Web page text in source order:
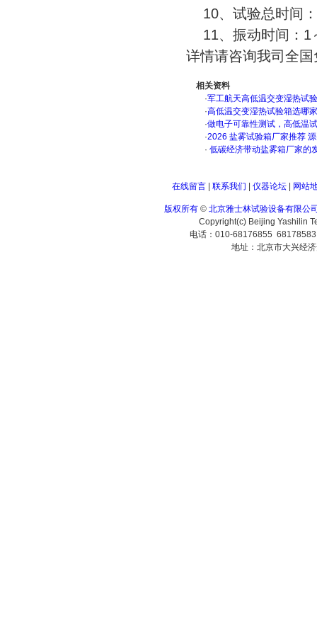
10、试验总时间
11、振动时间：1
详情请咨询我司全
相关资料
·军工航天高低温交变湿热试
·高低温交变湿热试验箱选哪
·做电子可靠性测试，高低温
·2026 盐雾试验箱厂家推荐
· 低碳经济带动盐雾箱厂家的
在线留言| 联系我们 仪器论坛| 网站
版权所有 © 北京雅士林试验设备有限公
Copyright(c) Beijing Yashilin
电话：010-68176855
地址：北京市大兴经